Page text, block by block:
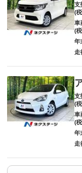
支
(
車
(
年
走
支
(
車
(
年
走